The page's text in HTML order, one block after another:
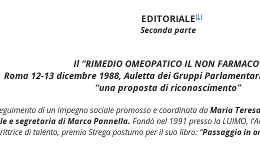
EDITORIALE [1]
Seconda parte
Il “RIMEDIO OMEOPATICO IL NON
Roma 12-13 dicembre 1988, Auletta dei Gruppi
“una proposta di riconoscimento”
di un impegno sociale promosso e coordinata daMaria
e segretaria di Marco Pannella. Fondò nel 1991 presso la LUIMO,
di talento, premio Strega postumo per il suo libro: “Passaggio in